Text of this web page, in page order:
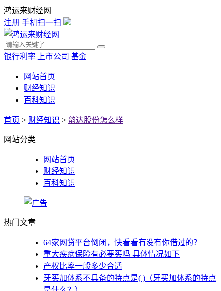
鸿运来财经网
注册 手机扫一扫
银行利率 上市公司 基金
网站首页
财经知识
百科知识
首页 > 财经知识 > 韵达股份怎么样
网站分类
网站首页
财经知识
百科知识
热门文章
64家网贷平台倒闭，快看看有没有你借过的？
重大疾病保险有必要买吗 具体情况如下
产权比率一般多少合适
牙买加体系不具备的特点是( )（牙买加体系的特点